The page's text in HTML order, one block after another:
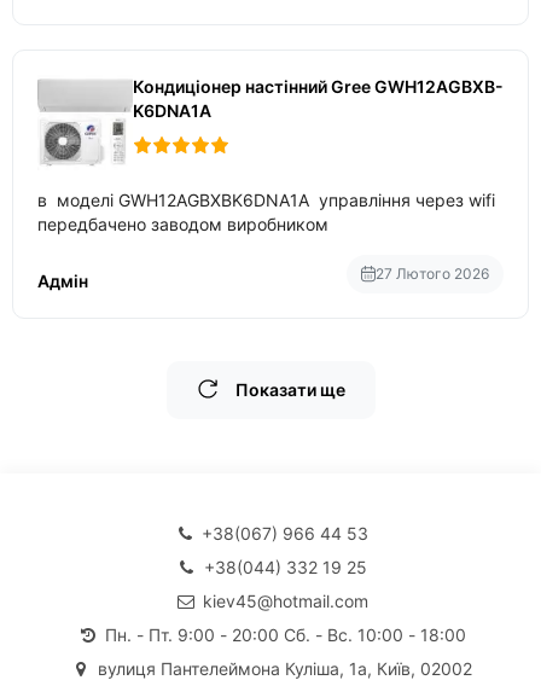
Кондиціонер настінний Gree GWH12AGBXB-
K6DNA1A
в моделі GWH12AGBXBK6DNA1A управління через wifi
передбачено заводом виробником
Адмін 27 Лютого 2026
Показати ще
+38(067) 966 44 53
+38(044) 332 19 25
kiev45@hotmail.com
Пн. - Пт. 9:00 - 20:00 Сб. - Вс. 10:00 - 18:00
вулиця Пантелеймона Куліша, 1а, Київ, 02002